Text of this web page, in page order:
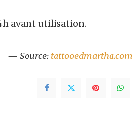
avant utilisation.
— Source: tattooedmartha.com